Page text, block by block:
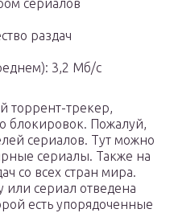
сериалов
раздач
3,2 Мб/с
торрент-трекер,
блокировок. Пожалуй,
сериалов. Тут можно
сериалы. Также на
со всех стран мира.
сериал отведена
есть упорядоченные